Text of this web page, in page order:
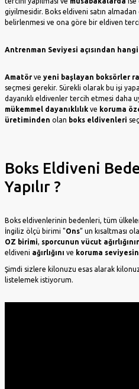
giyilmesidir. Boks eldiveni satın almadan
belirlenmesi ve ona göre bir eldiven
Antrenman Seviyesi açısından
Amatör ve yeni başlayan boksörler
seçmesi gerekir. Sürekli olarak bu işi
dayanıklı eldivenler tercih etmesi daha
mükemmel dayanıklılık ve koruma
üretiminden olan boks eldivenleri
Boks Eldiveni
Yapılır ?
Boks eldivenlerinin bedenleri, tüm
İngiliz ölçü birimi "Ons” un kısaltması
OZ birimi, sporcunun vücut
eldiveni ağırlığını ve koruma
Şimdi sizlere kilonuzu esas alarak
listelemek istiyorum.
Fitness
Boks
Kick Boks
Ayakkabı
Tozluk
Futbol Forması
Futbol
Sweatshirt
Voleybol
Skorbord
Kupa-Madalya
Suluk-Shaker
Malzemeleri
Direnç Lastiği
Futbol Kaleleri
Neopren
Yüzme Tahtası
Ekipman
Deniz Botu